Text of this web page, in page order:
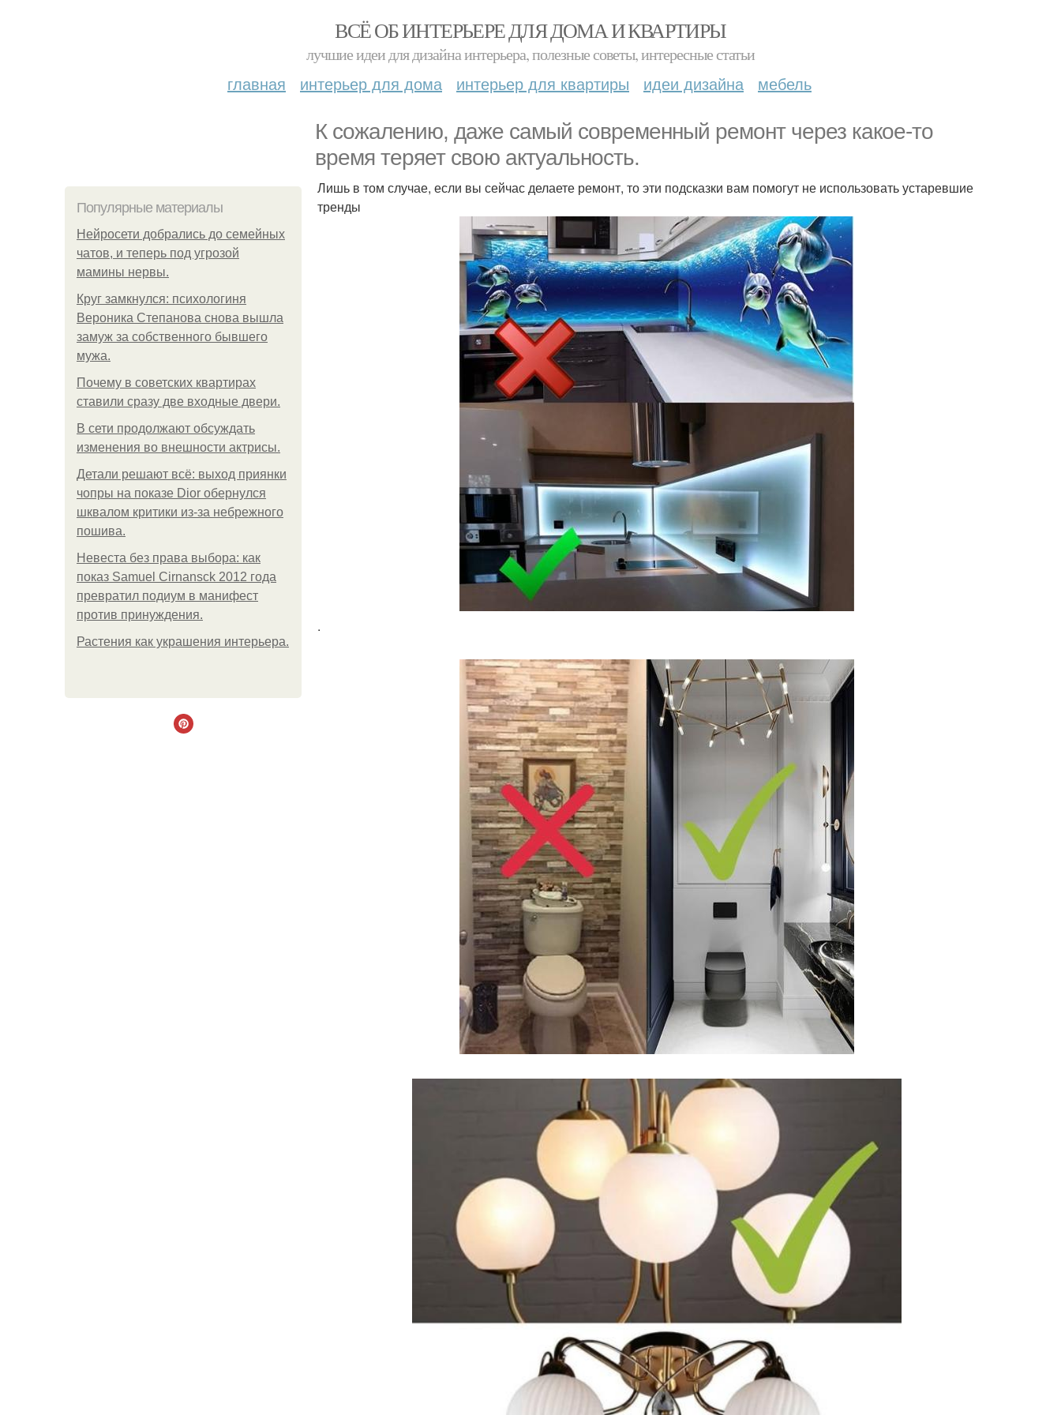
ВСЁ ОБ ИНТЕРЬЕРЕ ДЛЯ ДОМА И КВАРТИРЫ
лучшие идеи для дизайна интерьера, полезные советы, интересные статьи
главная интерьер для дома интерьер для квартиры идеи дизайна мебель
К сожалению, даже самый современный ремонт через какое-то
время теряет свою актуальность.
Популярные материалы
Нейросети добрались до семейных
чатов, и теперь под угрозой
мамины нервы.
Круг замкнулся: психологиня
Вероника Степанова снова вышла
замуж за собственного бывшего
мужа.
Почему в советских квартирах
ставили сразу две входные двери.
В сети продолжают обсуждать
изменения во внешности актрисы.
Детали решают всё: выход приянки
чопры на показе Dior обернулся
шквалом критики из-за небрежного
пошива.
Невеста без права выбора: как
показ Samuel Cirnansck 2012 года
превратил подиум в манифест
против принуждения.
Растения как украшения интерьера.
Лишь в том случае, если вы сейчас делаете ремонт, то эти подсказки вам помогут не использовать устаревшие
тренды
.